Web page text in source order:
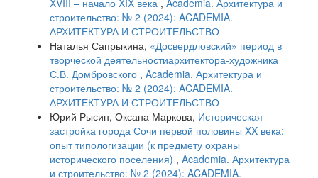
XVIII – начало XIX века , Academia. Архитектура и
строительство: № 2 (2024): ACADEMIA.
АРХИТЕКТУРА И СТРОИТЕЛЬСТВО
Наталья Сапрыкина, «Досвердловский» период в
творческой деятельностиархитектора-художника
С.В. Домбровского , Academia. Архитектура и
строительство: № 2 (2024): ACADEMIA.
АРХИТЕКТУРА И СТРОИТЕЛЬСТВО
Юрий Рысин, Оксана Маркова, Историческая
застройка города Сочи первой половины XX века:
опыт типологизации (к предмету охраны
исторического поселения) , Academia. Архитектура
и строительство: № 2 (2024): ACADEMIA.